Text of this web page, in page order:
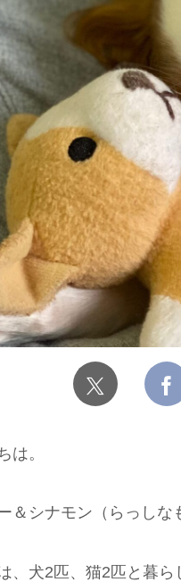
は。
＆シナモン（らっしな
、犬2匹、猫2匹と暮ら